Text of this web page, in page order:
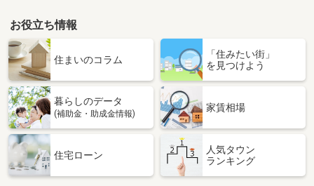
お役立ち情報
住まいのコラム
「住みたい街」
を見つけよう
暮らしのデータ
(補助金・助成金情報)
家賃相場
住宅ローン
人気タウン
ランキング